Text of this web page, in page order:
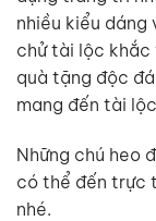
nhiều kiểu dáng
chử tài lộc khắc
quà tặng độc
mang đến tài
Những chú heo
có thể đến trực
nhé.